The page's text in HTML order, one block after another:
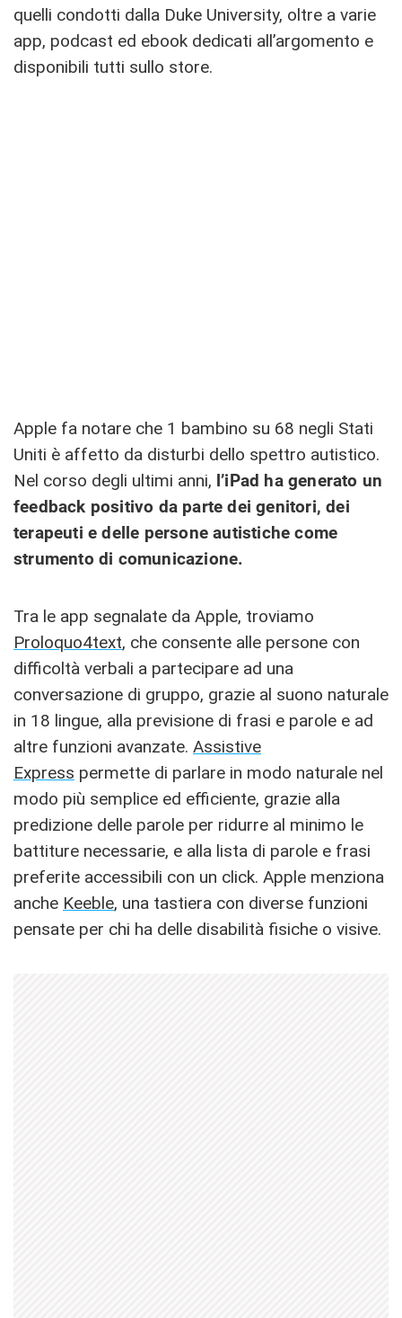
quelli condotti dalla Duke University, oltre a varie
app, podcast ed ebook dedicati all’argomento e
disponibili tutti sullo store.
Apple fa notare che 1 bambino su 68 negli Stati
Uniti è affetto da disturbi dello spettro autistico.
Nel corso degli ultimi anni, l’iPad ha generato un
feedback positivo da parte dei genitori, dei
terapeuti e delle persone autistiche come
strumento di comunicazione.
Tra le app segnalate da Apple, troviamo
Proloquo4text, che consente alle persone con
difficoltà verbali a partecipare ad una
conversazione di gruppo, grazie al suono naturale
in 18 lingue, alla previsione di frasi e parole e ad
altre funzioni avanzate. Assistive
Express permette di parlare in modo naturale nel
modo più semplice ed efficiente, grazie alla
predizione delle parole per ridurre al minimo le
battiture necessarie, e alla lista di parole e frasi
preferite accessibili con un click. Apple menziona
anche Keeble, una tastiera con diverse funzioni
pensate per chi ha delle disabilità fisiche o visive.